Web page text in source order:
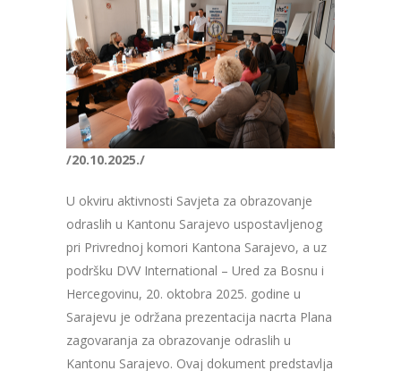
/20.10.2025./
U okviru aktivnosti Savjeta za obrazovanje
odraslih u Kantonu Sarajevo uspostavljenog
pri Privrednoj komori Kantona Sarajevo, a uz
podršku DVV International – Ured za Bosnu i
Hercegovinu, 20. oktobra 2025. godine u
Sarajevu je održana prezentacija nacrta Plana
zagovaranja za obrazovanje odraslih u
Kantonu Sarajevo. Ovaj dokument predstavlja